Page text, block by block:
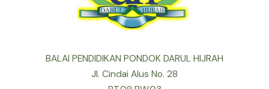
BALAI PENDIDIKAN PONDOK DARUL HIJRAH
Jl. Cindai Alus No. 28